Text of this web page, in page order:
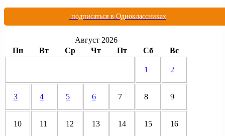
подписаться в Одноклассниках
Август 2026
Пн
Вт Ср Чт Пт Сб Вс
1 2
3 4 5 6 7 8 9
10 11 12 13 14 15 16